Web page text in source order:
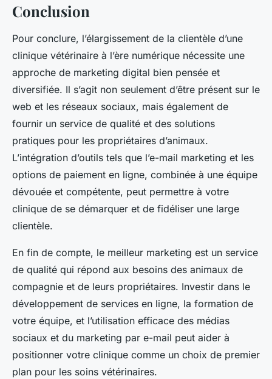
Conclusion
Pour conclure, l’élargissement de la clientèle d’une
clinique vétérinaire à l’ère numérique nécessite une
approche de marketing digital bien pensée et
diversifiée. Il s’agit non seulement d’être présent sur le
web et les réseaux sociaux, mais également de
fournir un service de qualité et des solutions
pratiques pour les propriétaires d’animaux.
L’intégration d’outils tels que l’e-mail marketing et les
options de paiement en ligne, combinée à une équipe
dévouée et compétente, peut permettre à votre
clinique de se démarquer et de fidéliser une large
clientèle.
En fin de compte, le meilleur marketing est un service
de qualité qui répond aux besoins des animaux de
compagnie et de leurs propriétaires. Investir dans le
développement de services en ligne, la formation de
votre équipe, et l’utilisation efficace des médias
sociaux et du marketing par e-mail peut aider à
positionner votre clinique comme un choix de premier
plan pour les soins vétérinaires.